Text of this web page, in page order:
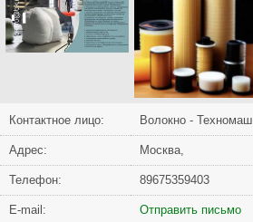
Контактное лицо: Волокно - Техномаш
Адрес: Москва,
Телефон: 89675359403
Е-mail: Отправить письмо